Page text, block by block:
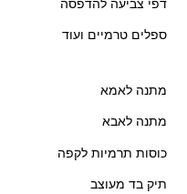
דפי צביעה להדפסה
ספלים טרמיים ועוד
מתנה לאמא
מתנה לאבא
כוסות תרמיות לקפה
תיק בד מעוצב